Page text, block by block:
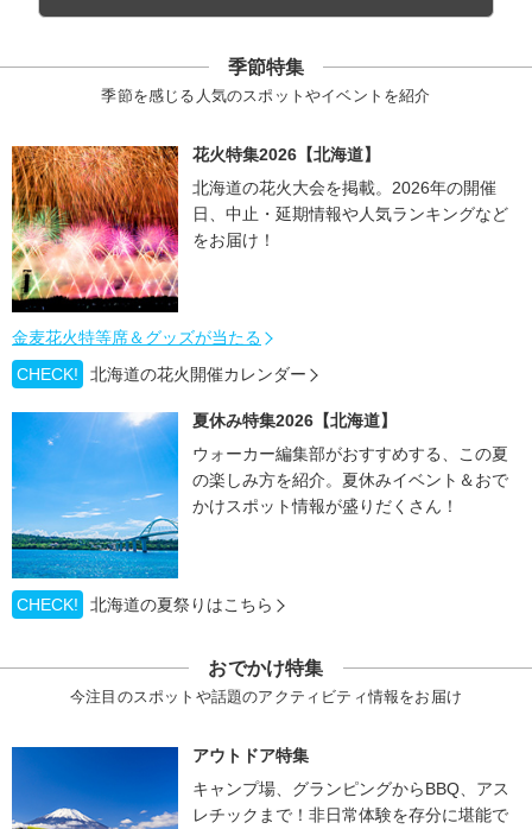
季節特集
季節を感じる人気のスポットやイベントを紹介
花火特集2026【北海道】
北海道の花火大会を掲載。2026年の開催
日、中止・延期情報や人気ランキングなど
をお届け！
金麦花火特等席＆グッズが当たる
CHECK!
北海道の花火開催カレンダー
夏休み特集2026【北海道】
ウォーカー編集部がおすすめする、この夏
の楽しみ方を紹介。夏休みイベント＆おで
かけスポット情報が盛りだくさん！
CHECK! 北海道の夏祭りはこちら
おでかけ特集
今注目のスポットや話題のアクティビティ情報をお届け
アウトドア特集
キャンプ場、グランピングからBBQ、アス
レチックまで！非日常体験を存分に堪能で